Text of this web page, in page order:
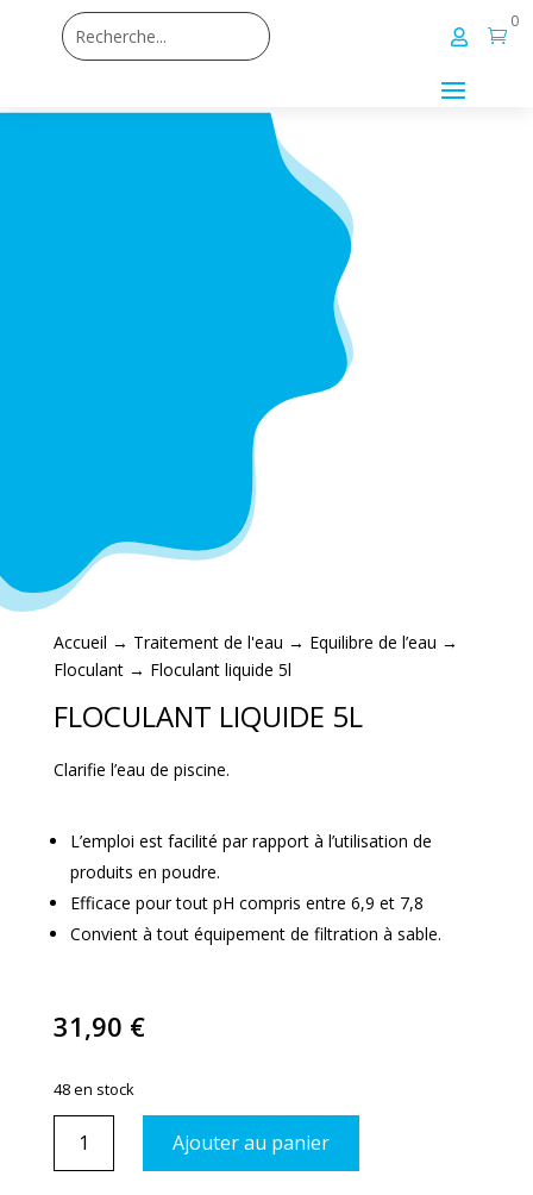
 
0
Accueil → Traitement de l'eau → Equilibre de l’eau →
Floculant→ Floculant liquide 5l
FLOCULANT LIQUIDE 5L
Clarifie l’eau de piscine.
L’emploi est facilité par rapport à l’utilisation de
produits en poudre.
Efficace pour tout pH compris entre 6,9 et 7,8
Convient à tout équipement de filtration à sable.
31,90 €
48 en stock
Ajouter au panier